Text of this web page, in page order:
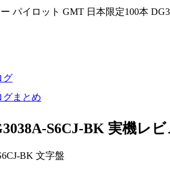
パイロット GMT 日本限定100本
グ
グまとめ
S6CJ-BK 実機レビ